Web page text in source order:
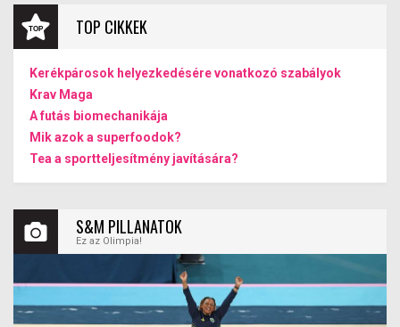
TOP CIKKEK
Kerékpárosok helyezkedésére vonatkozó szabályok
Krav Maga
A futás biomechanikája
Mik azok a superfoodok?
Tea a sportteljesítmény javítására?
S&M PILLANATOK
Ez az Olimpia!